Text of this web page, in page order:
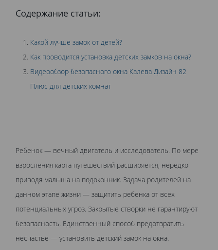
Содержание статьи:
Какой лучше замок от детей?
Как проводится установка детских замков на окна?
Видеообзор безопасного окна Калева Дизайн 82
Плюс для детских комнат
Ребенок — вечный двигатель и исследователь. По мере
взросления карта путешествий расширяется, нередко
приводя малыша на подоконник. Задача родителей на
данном этапе жизни — защитить ребенка от всех
потенциальных угроз. Закрытые створки не гарантируют
безопасность. Единственный способ предотвратить
несчастье — установить детский замок на окна.